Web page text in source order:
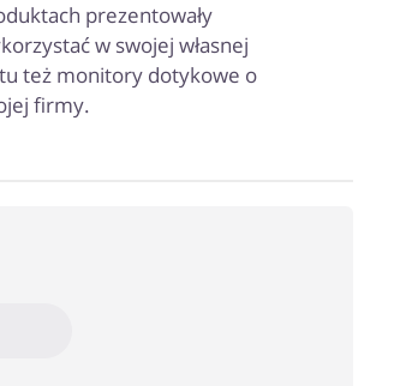
prezentowały
w swojej własnej
też monitory dotykowe o
firmy.